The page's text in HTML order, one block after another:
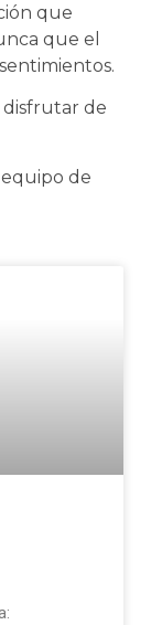
que
que el
disfrutar de
de